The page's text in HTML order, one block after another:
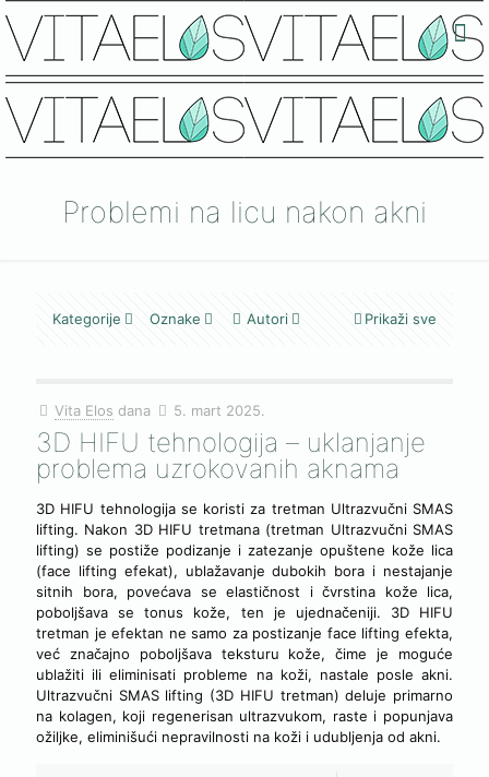
Problemi na licu nakon akni
Kategorije Oznake Autori Prikaži sve
Vita Elos dana 5. mart 2025.
3D HIFU tehnologija – uklanjanje
problema uzrokovanih aknama
3D HIFU tehnologija se koristi za tretman Ultrazvučni SMAS
lifting. Nakon 3D HIFU tretmana (tretman Ultrazvučni SMAS
lifting) se postiže podizanje i zatezanje opuštene kože lica
(face lifting efekat), ublažavanje dubokih bora i nestajanje
sitnih bora, povećava se elastičnost i čvrstina kože lica,
poboljšava se tonus kože, ten je ujednačeniji. 3D HIFU
tretman je efektan ne samo za postizanje face lifting efekta,
već značajno poboljšava teksturu kože, čime je moguće
ublažiti ili eliminisati probleme na koži, nastale posle akni.
Ultrazvučni SMAS lifting (3D HIFU tretman) deluje primarno
na kolagen, koji regenerisan ultrazvukom, raste i popunjava
ožiljke, eliminišući nepravilnosti na koži i udubljenja od akni.